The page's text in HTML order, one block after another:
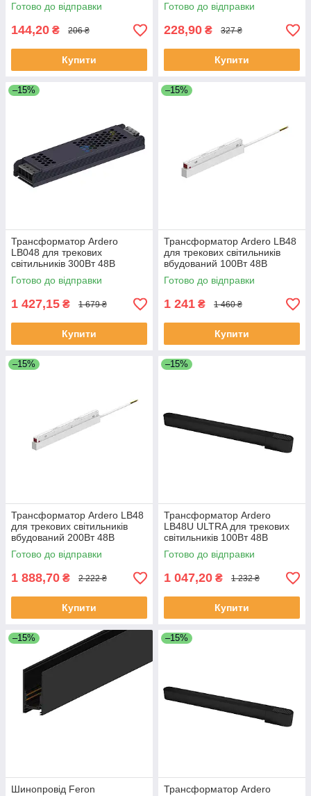
Готово до відправки
144,20 ₴ 206 ₴
Купити
Готово до відправки
228,90 ₴ 327 ₴
Купити
–15%
Трансформатор Ardero
LB048 для трекових
світильників 300Вт 48В
Готово до відправки
1 427,15 ₴ 1 679 ₴
Купити
–15%
Трансформатор Ardero LB48
для трекових світильників
вбудований 100Вт 48В
Готово до відправки
1 241 ₴ 1 460 ₴
Купити
–15%
Трансформатор Ardero LB48
для трекових світильників
вбудований 200Вт 48В
Готово до відправки
1 888,70 ₴ 2 222 ₴
Купити
–15%
Трансформатор Ardero
LB48U ULTRA для трекових
світильників 100Вт 48В
Готово до відправки
1 047,20 ₴ 1 232 ₴
Купити
–15%
Шинопровід Feron
–15%
Трансформатор Ardero